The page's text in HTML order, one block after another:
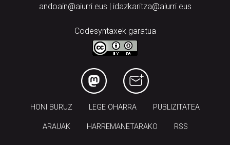
andoain@aiurri.eus | idazkaritza@aiurri.eus
Codesyntaxek garatua
HONI BURUZ LEGE OHARRA PUBLIZITATEA
ARAUAK HARREMANETARAKO RSS